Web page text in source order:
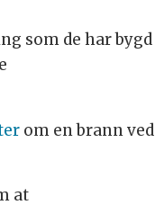
som de har bygd
om enbrann ved
at